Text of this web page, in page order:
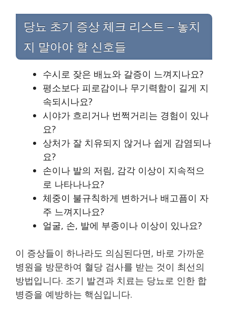
당뇨 초기 증상 체크 리스트 – 놓치
지 말아야 할 신호들
수시로 잦은 배뇨와 갈증이 느껴지나요?
평소보다 피로감이나 무기력함이 길게 지
속되시나요?
시야가 흐리거나 번쩍거리는 경험이 있나
요?
상처가 잘 치유되지 않거나 쉽게 감염되나
요?
손이나 발의 저림, 감각 이상이 지속적으
로 나타나나요?
체중이 불규칙하게 변하거나 배고픔이 자
주 느껴지나요?
얼굴, 손, 발에 부종이나 이상이 있나요?
이 증상들이 하나라도 의심된다면, 바로 가까운
병원을 방문하여 혈당 검사를 받는 것이 최선의
방법입니다. 조기 발견과 치료는 당뇨로 인한 합
병증을 예방하는 핵심입니다.